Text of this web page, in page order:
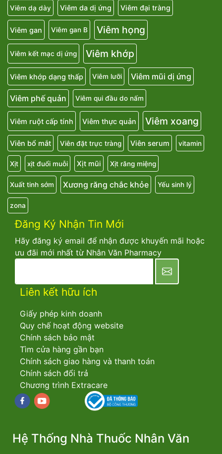
Viêm dạ dày Viêm da dị ứng Viêm đại tràng
Viêm gan Viêm gan B Viêm họng
Viêm kết mạc dị ứng Viêm khớp
Viêm khớp dạng thấp Viêm lưỡi Viêm mũi dị ứng
Viêm phế quản Viêm qui đầu do nấm
Viêm ruột cấp tính Viêm thực quản Viêm xoang
Viên bổ mắt Viên đặt trực tràng Viên serum vitamin
Xịt xịt đuổi muỗi Xịt mũi Xịt răng miệng
Xuất tinh sớm Xương răng chắc khỏe Yếu sinh lý
zona
Đăng Ký Nhận Tin Mới
Hãy đăng ký email để nhận được khuyến mãi hoặc
ưu đãi mới nhất từ Nhân Văn Pharmacy
Liên kết hữu ích
Giấy phép kinh doanh
Quy chế hoạt động website
Chính sách bảo mật
Tìm cửa hàng gần bạn
Chính sách giao hàng và thanh toán
Chính sách đổi trả
Chương trình Extracare
Facebookyoutube
Hệ Thống Nhà Thuốc Nhân Văn